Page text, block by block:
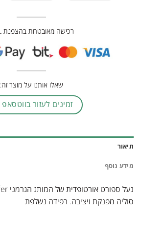
רכישה מאובטחת בהצפנת SSL:
שאלו אותנו על מוצר זה:
זמינים לעזור בווטסאפ
תיאור
מידע נוסף
סוליה מפנקת ויציבה. רפידה נשלפת